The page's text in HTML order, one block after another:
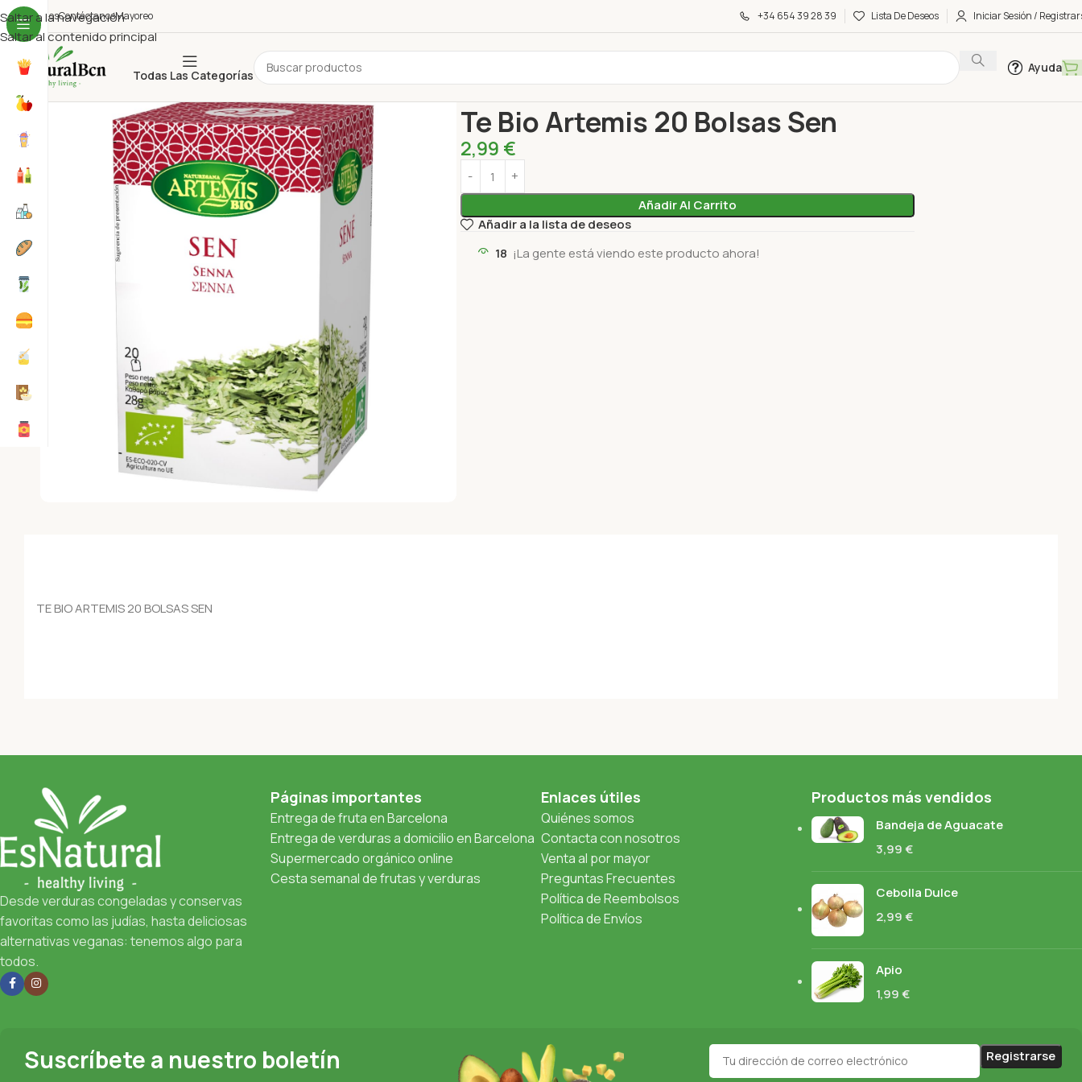
Saltar a la navegación
Saltar al contenido principal
SomosContáctanosMayoreo +34 654 39 28 39 Lista De Deseos Iniciar Sesión /
Todas Las Categorías
Ayuda
Te Bio Artemis 20 Bolsas Sen
2,99 €
Añadir Al Carrito
Añadir a la lista de deseos
18 ¡La gente está viendo este producto ahora!
TE BIO ARTEMIS 20 BOLSAS SEN
Desde verduras congeladas y conservas
favoritas como las judías, hasta deliciosas
alternativas veganas: tenemos algo para
todos.
Páginas importantes
Entrega de fruta en Barcelona
Entrega de verduras a domicilio en Barcelona
Supermercado orgánico online
Cesta semanal de frutas y verduras
Enlaces útiles
Quiénes somos
Contacta con nosotros
Venta al por mayor
Preguntas Frecuentes
Política de Reembolsos
Política de Envíos
Productos más vendidos
Bandeja de Aguacate
3,99€
Cebolla Dulce
2,99€
Apio
1,99€
Suscríbete a nuestro boletín